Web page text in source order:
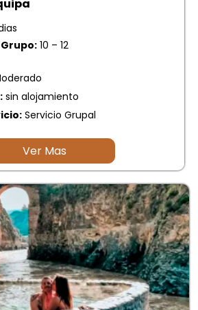
10 – 12
sin alojamiento
Servicio Grupal
Ver Mas